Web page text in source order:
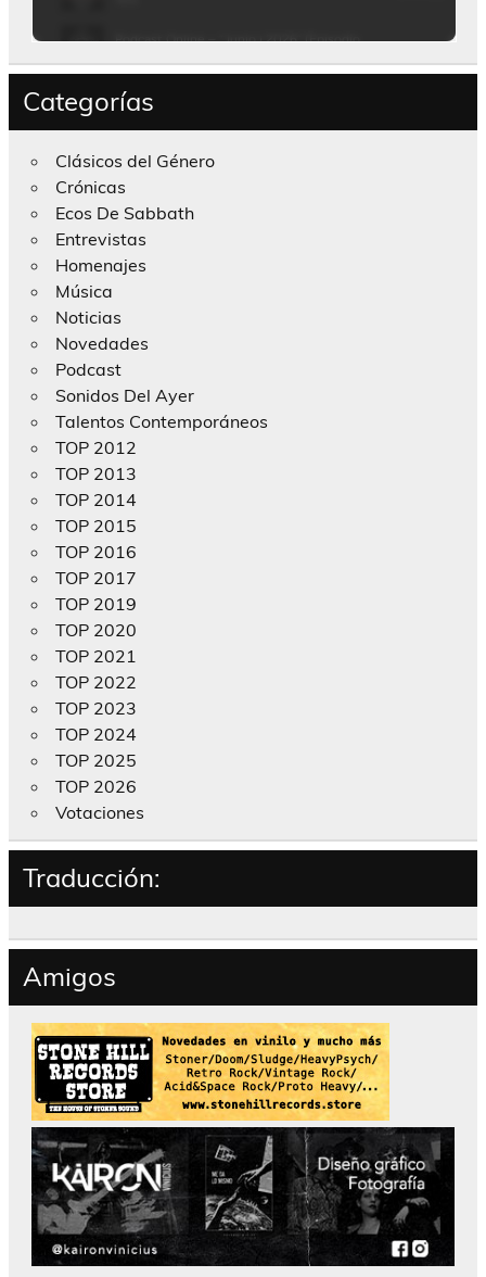
Categorías
Clásicos del Género
Crónicas
Ecos De Sabbath
Entrevistas
Homenajes
Música
Noticias
Novedades
Podcast
Sonidos Del Ayer
Talentos Contemporáneos
TOP 2012
TOP 2013
TOP 2014
TOP 2015
TOP 2016
TOP 2017
TOP 2019
TOP 2020
TOP 2021
TOP 2022
TOP 2023
TOP 2024
TOP 2025
TOP 2026
Votaciones
Traducción:
Amigos